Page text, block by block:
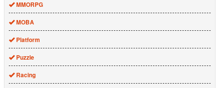
MMORPG
MOBA
Platform
Puzzle
Racing